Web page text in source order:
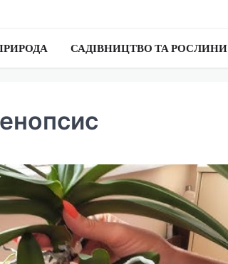
САДІВНИЦТВО ТА РОСЛИНИ